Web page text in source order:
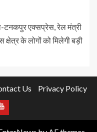
टनकपुर एक्सप्रेस, रेल मंत्री
के लोगों को मिलेगी बड़ी
Us Privacy Policy